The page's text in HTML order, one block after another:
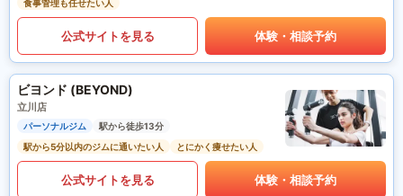
食事管理も任せたい人
公式サイトを見る 体験・相談予約
ビヨンド (BEYOND)
立川店
パーソナルジム
駅から徒歩13分
駅から5分以内のジムに通いたい人
とにかく痩せたい人
公式サイトを見る 体験・相談予約